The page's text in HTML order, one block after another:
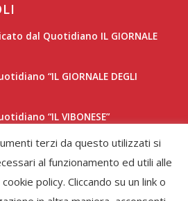
dal Quotidiano IL GIORNALE
“IL GIORNALE DEGLI
“IL VIBONESE”
“LA NUOVA SARDEGNA”
terzi da questo utilizzati si
al funzionamento ed utili alle
policy. Cliccando su un link o